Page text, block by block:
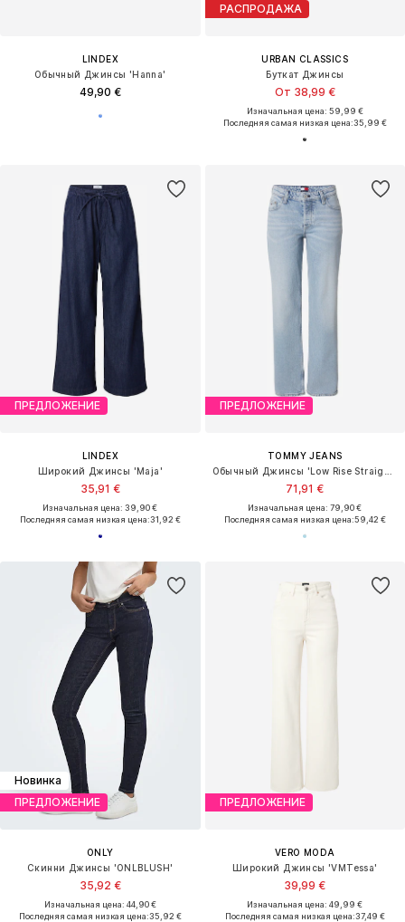
LINDEX
Обычный Джинсы 'Hanna'
49,90 €
РАСПРОДАЖА
URBAN CLASSICS
Буткат Джинсы
От 38,99 €
Изначальная цена: 59,99 €
Последняя самая низкая цена:35,99 €
ПРЕДЛОЖЕНИЕ
LINDEX
Широкий Джинсы 'Maja'
35,91 €
Изначальная цена: 39,90 €
Последняя самая низкая цена:31,92 €
ПРЕДЛОЖЕНИЕ
TOMMY JEANS
71,91 €
Изначальная цена: 79,90 €
Последняя самая низкая цена:59,42 €
Новинка
ПРЕДЛОЖЕНИЕ
ONLY
Скинни Джинсы 'ONLBLUSH'
35,92 €
Изначальная цена: 44,90 €
Последняя самая низкая цена:35,92 €
ПРЕДЛОЖЕНИЕ
VERO MODA
Широкий Джинсы 'VMTessa'
39,99 €
Изначальная цена: 49,99 €
Последняя самая низкая цена:37,49 €